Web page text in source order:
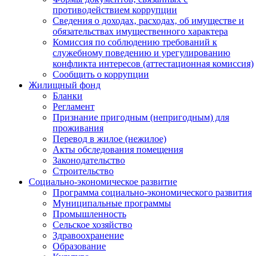
противодействием коррупции
Сведения о доходах, расходах, об имуществе и
обязательствах имущественного характера
Комиссия по соблюдению требований к
служебному поведению и урегулированию
конфликта интересов (аттестационная комиссия)
Сообщить о коррупции
Жилищный фонд
Бланки
Регламент
Признание пригодным (непригодным) для
проживания
Перевод в жилое (нежилое)
Акты обследования помещения
Законодательство
Строительство
Социально-экономическое развитие
Программа социально-экономического развития
Муниципальные программы
Промышленность
Сельское хозяйство
Здравоохранение
Образование